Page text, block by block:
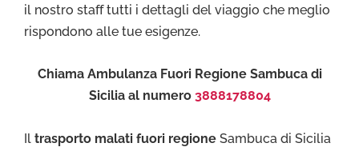
il nostro staff tutti i dettagli del viaggio che meglio
rispondono alle tue esigenze.
Chiama Ambulanza Fuori Regione Sambuca di
Sicilia al numero 3888178804
Il trasporto malati fuori regione Sambuca di Sicilia